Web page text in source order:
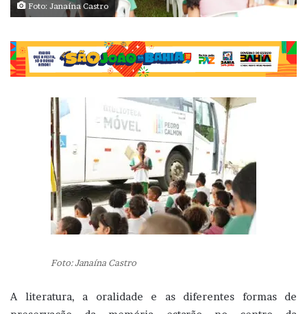
Foto: Janaína Castro
Foto: Janaína Castro
A literatura, a oralidade e as diferentes formas de